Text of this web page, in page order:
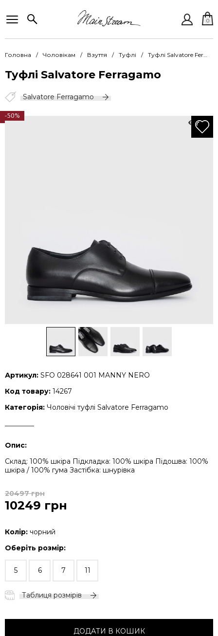
0
Головна Чоловікам Взуття Туфлі Туфлі Salvatore Ferragamo SFO 028641 001 MANNY NERO
Артикул: SFO 028641 001 MANNY NERO
Код товару: 14267
Категорія: Чоловічі туфлі Salvatore Ferragamo
Опис:
Склад: 100% шкіра Підкладка: 100% шкіра Підошва: 100%
шкіра / 100% гума Застібка: шнурівка
Туфлі Salvatore Ferragamo
Salvatore Ferragamo
-50%
784
20497 грн
10249 грн
Колір: чорний
Оберіть розмір:
5 6 7 11
Таблиця розмірів
ДОДАТИ В КОШИК